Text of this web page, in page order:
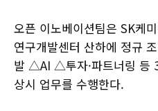
오픈 이노베이션팀은 SK케
연구개발센터 산하에 정규
발 △AI △투자·파트너링 등
상시 업무를 수행한다.